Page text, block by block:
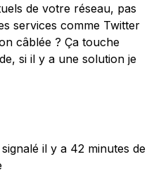
de votre réseau, pas
services comme Twitter
câblée ? Ça touche
si il y a une solution je
il y a 42 minutes de